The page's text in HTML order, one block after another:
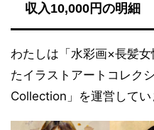
収入10,000円の明細
わたしは「水彩画×長髪
たイラストアートコレク
Collection」を運営してい